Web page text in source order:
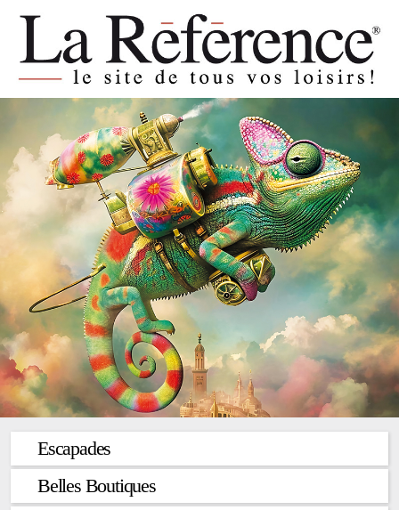
Escapades
Belles Boutiques